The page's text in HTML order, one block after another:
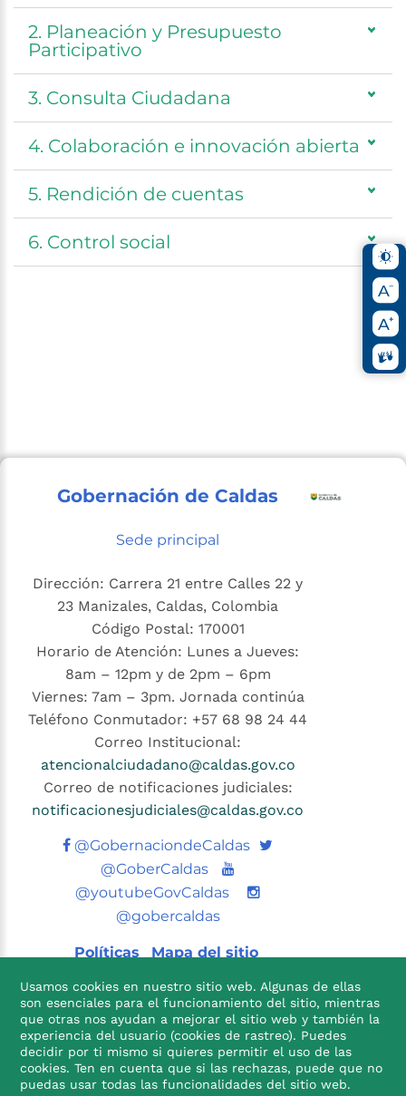
2. Planeación y Presupuesto
Participativo
3. Consulta Ciudadana
4. Colaboración e innovación abierta
5. Rendición de cuentas
6. Control social
Gobernación de Caldas
Sede principal
Dirección: Carrera 21 entre Calles 22 y
23 Manizales, Caldas, Colombia
Código Postal: 170001
Horario de Atención: Lunes a Jueves:
8am – 12pm y de 2pm – 6pm
Viernes: 7am – 3pm. Jornada continúa
Teléfono Conmutador: +57 68 98 24 44
Correo Institucional:
atencionalciudadano@caldas.gov.co
Correo de notificaciones judiciales:
notificacionesjudiciales@caldas.gov.co
@GobernaciondeCaldas Twitter
@GoberCaldas
Youtube
@youtubeGovCaldas
@gobercaldas
Políticas Mapa del sitio

Usamos cookies en nuestro sitio web. Algunas de ellas
son esenciales para el funcionamiento del sitio, mientras
que otras nos ayudan a mejorar el sitio web y también la
experiencia del usuario (cookies de rastreo). Puedes
decidir por ti mismo si quieres permitir el uso de las
cookies. Ten en cuenta que si las rechazas, puede que no
puedas usar todas las funcionalidades del sitio web.